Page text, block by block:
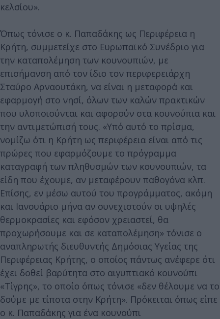
κελσίου».
Όπως τόνισε ο κ. Παπαδάκης ως Περιφέρεια η
Κρήτη, συμμετείχε στο Ευρωπαϊκό Συνέδριο για
την καταπολέμηση των κουνουπιών, με
επισήμανση από τον ίδιο τον περιφερειάρχη
Σταύρο Αρναουτάκη, να είναι η μεταφορά και
εφαρμογή στο νησί, όλων των καλών πρακτικών
που υλοποιούνται και αφορούν στα κουνούπια και
την αντιμετώπισή τους. «Υπό αυτό το πρίσμα,
νομίζω ότι η Κρήτη ως περιφέρεια είναι από τις
πρώρες που εφαρμόζουμε το πρόγραμμα
καταγραφή των πληθυσμών των κουνουπιών, τα
είδη που έχουμε, αν μεταφέρουν παθογόνα κλπ.
Επίσης, εν μέσω αυτού του προγράμματος, ακόμη
και Ιανουάριο μήνα αν συνεχιστούν οι υψηλές
θερμοκρασίες και εφόσον χρειαστεί, θα
προχωρήσουμε και σε καταπολέμηση» τόνισε ο
αναπληρωτής διευθυντής Δημόσιας Υγείας της
Περιφέρειας Κρήτης, ο οποίος πάντως ανέφερε ότι
έχει δοθεί βαρύτητα στο αιγυπτιακό κουνούπι
«Τίγρης», το οποίο όπως τόνισε «δεν θέλουμε να το
δούμε με τίποτα στην Κρήτη». Πρόκειται όπως είπε
ο κ. Παπαδάκης για ένα κουνούπι